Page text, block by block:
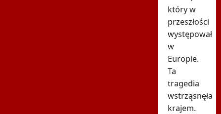
który w
przeszłości
występował
w
Europie.
Ta
tragedia
wstrząsnęła
krajem.